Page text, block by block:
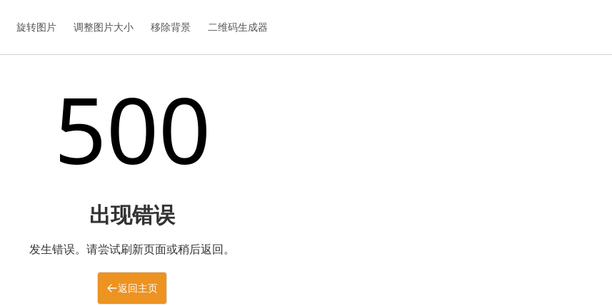
旋转图片 调整图片大小 移除背景 二维码生成器
500
出现错误
发生错误。请尝试刷新页面或稍后返回。
返回主页